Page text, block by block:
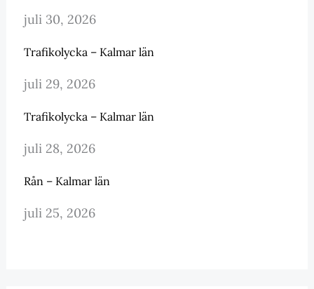
juli 30, 2026
Trafikolycka – Kalmar län
juli 29, 2026
Trafikolycka – Kalmar län
juli 28, 2026
Rån – Kalmar län
juli 25, 2026